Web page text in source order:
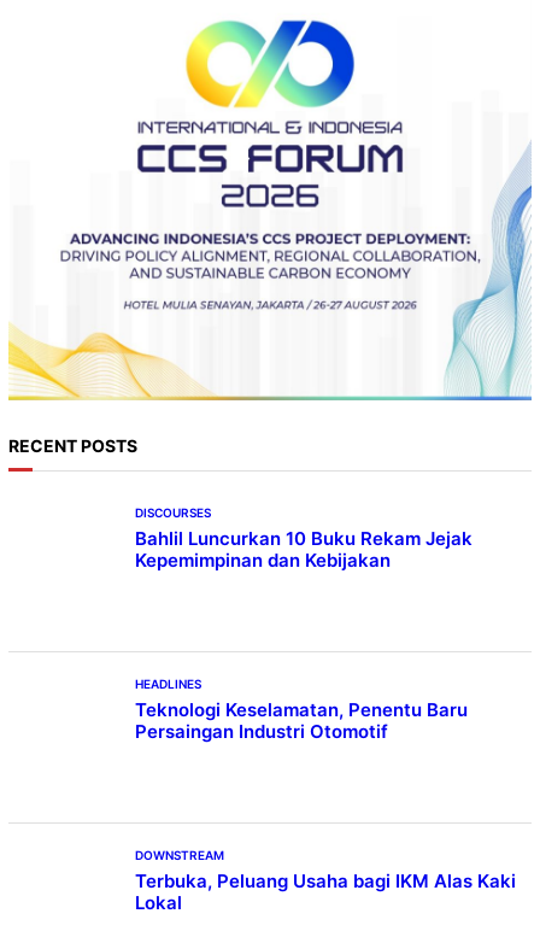
RECENT POSTS
DISCOURSES
Bahlil Luncurkan 10 Buku Rekam Jejak
Kepemimpinan dan Kebijakan
HEADLINES
Teknologi Keselamatan, Penentu Baru
Persaingan Industri Otomotif
DOWNSTREAM
Terbuka, Peluang Usaha bagi IKM Alas Kaki
Lokal